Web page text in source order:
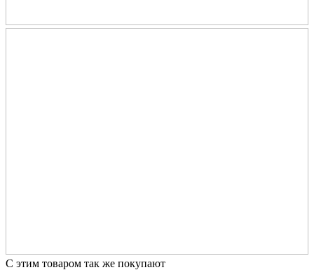
С этим товаром так же покупают